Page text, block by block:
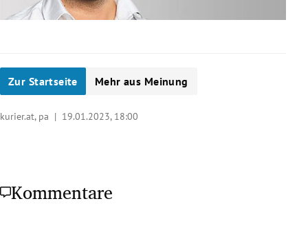
Zur Startseite Mehr aus Meinung
kurier.at, pa | 19.01.2023, 18:00
Kommentare